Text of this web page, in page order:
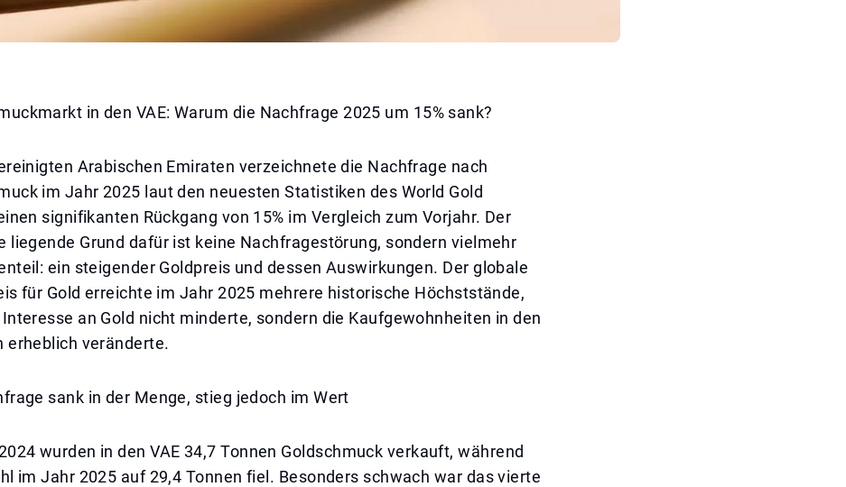
in den VAE: Warum die Nachfrage 2025 um 15% sank?
Arabischen Emiraten verzeichnete die Nachfrage nach
im Jahr 2025 laut den neuesten Statistiken des World Gold
signifikanten Rückgang von 15% im Vergleich zum Vorjahr. Der
liegende Grund dafür ist keine Nachfragestörung, sondern vielmehr
ein steigender Goldpreis und dessen Auswirkungen. Der globale
für Gold erreichte im Jahr 2025 mehrere historische Höchststände,
an Gold nicht minderte, sondern die Kaufgewohnheiten in den
erheblich veränderte.
sank in der Menge, stieg jedoch im Wert
wurden in den VAE 34,7 Tonnen Goldschmuck verkauft, während
im Jahr 2025 auf 29,4 Tonnen fiel. Besonders schwach war das vierte